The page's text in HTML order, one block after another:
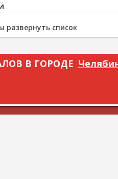
развернуть список
В ГОРОДЕ